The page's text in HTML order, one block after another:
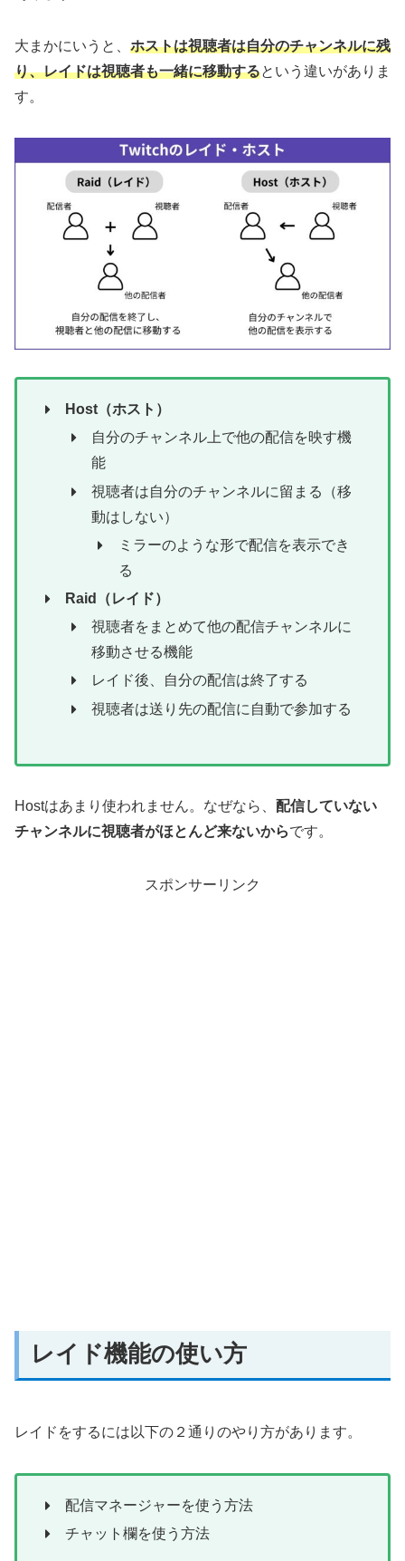
大まかにいうと、 ホストは視聴者は自分のチャンネルに残
り、レイドは視聴者も一緒に移動するという違いがありま
す。
Host（ホスト）
自分のチャンネル上で他の配信を映す機
能
視聴者は自分のチャンネルに留まる（移
動はしない）
ミラーのような形で配信を表示でき
る
Raid（レイド）
視聴者をまとめて他の配信チャンネルに
移動させる機能
レイド後、自分の配信は終了する
視聴者は送り先の配信に自動で参加する
Hostはあまり使われません。なぜなら、 配信していない
チャンネルに視聴者がほとんど来ないからです。
スポンサーリンク
レイド機能の使い方
レイドをするには以下の２通りのやり方があります。
配信マネージャーを使う方法
チャット欄を使う方法